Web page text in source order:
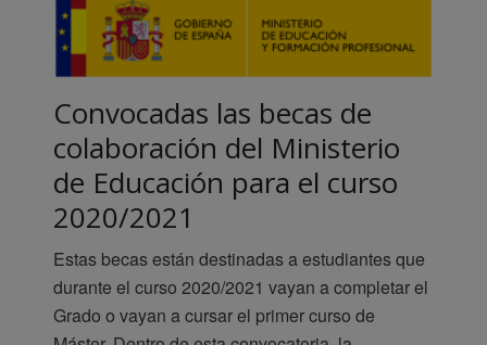
Convocadas las becas de
colaboración del Ministerio
de Educación para el curso
2020/2021
Estas becas están destinadas a estudiantes que
durante el curso 2020/2021 vayan a completar el
Grado o vayan a cursar el primer curso de